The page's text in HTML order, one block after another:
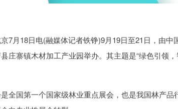
7月18日电(融媒体记者铁铮)9月19日至21日，由
庄寨镇木材加工产业园举办。其主题是“绿色引领
全国第一个国家级林业重点展会，也是我国林产